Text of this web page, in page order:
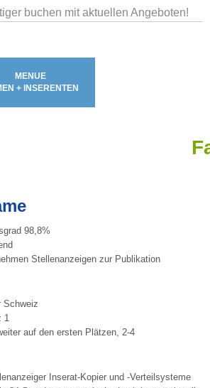
buchen mit aktuellen Angeboten!
MENUE
+ INSERENTEN
98,8%
Stellenanzeigen zur Publikation
Schweiz
1
auf den ersten Plätzen, 2-4
Inserat-Kopier und -Verteilsysteme